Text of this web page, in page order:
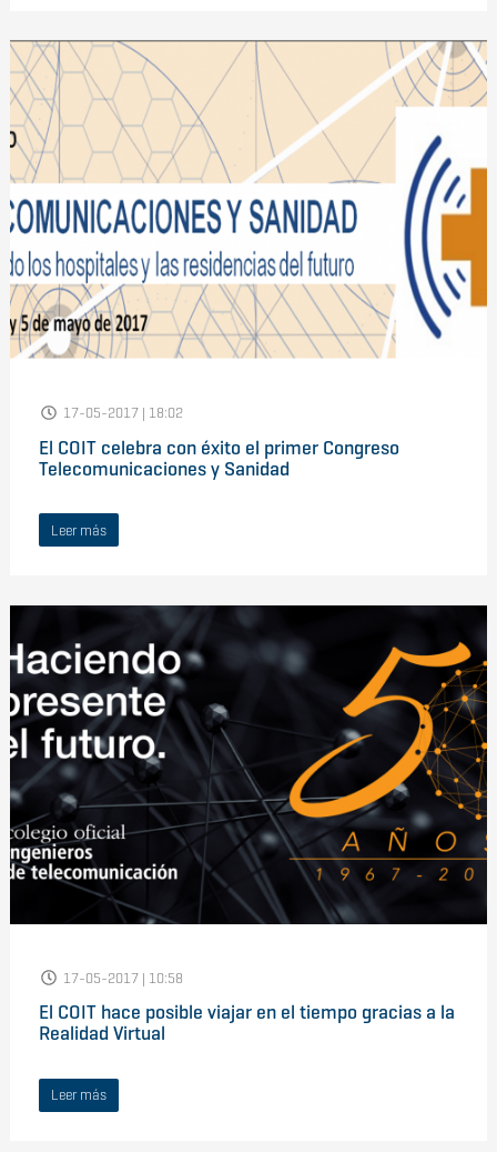
17-05-2017 | 18:02
El COIT celebra con éxito el primer Congreso
Telecomunicaciones y Sanidad
Leer más
17-05-2017 | 10:58
El COIT hace posible viajar en el tiempo gracias a la
Realidad Virtual
Leer más